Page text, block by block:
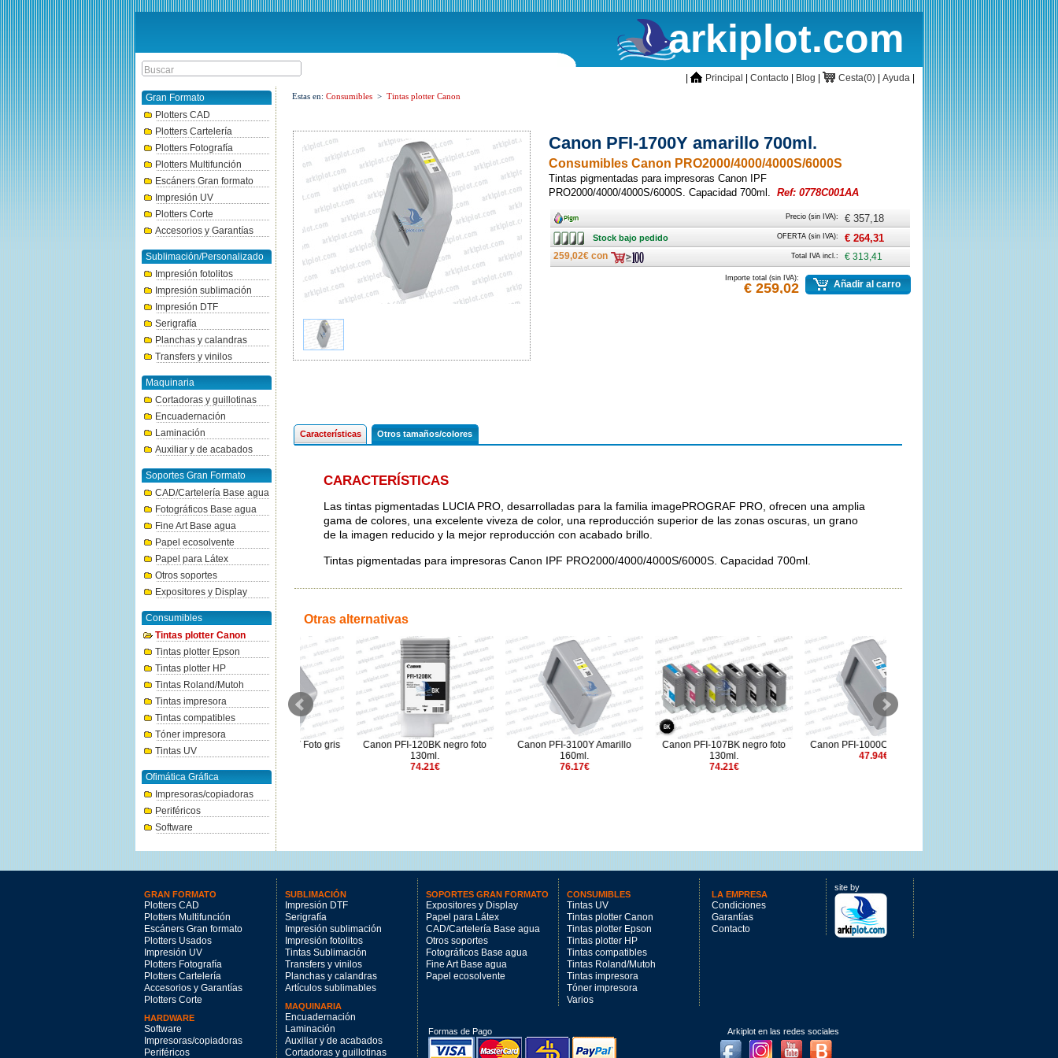
arkiplot.com
inicioPrincipal Contacto Blog CestaCesta(0) Ayuda
Gran Formato
Plotters CAD
Plotters Cartelería
Plotters Fotografía
Plotters Multifunción
Escáners Gran formato
Impresión UV
Plotters Corte
Accesorios y Garantías
Sublimación/Personalizado
Impresión fotolitos
Impresión sublimación
Impresión DTF
Serigrafía
Planchas y calandras
Transfers y vinilos
Maquinaria
Cortadoras y guillotinas
Encuadernación
Laminación
Auxiliar y de acabados
Soportes Gran Formato
CAD/Cartelería Base agua
Fotográficos Base agua
Fine Art Base agua
Papel ecosolvente
Papel para Látex
Otros soportes
Expositores y Display
Consumibles
Tintas plotter Canon
Tintas plotter Epson
Tintas plotter HP
Tintas Roland/Mutoh
Tintas impresora
Tintas compatibles
Tóner impresora
Tintas UV
Ofimática Gráfica
Impresoras/copiadoras
Periféricos
Software
Estas en: Consumibles > Tintas plotter Canon
Canon PFI-1700Y amarillo 700ml.
Consumibles Canon PRO2000/4000/4000S/6000S
Tintas pigmentadas para impresoras Canon IPF
PRO2000/4000/4000S/6000S. Capacidad 700ml. Ref: 0778C001AA
Ancho Precio (sin IVA): € 357,18
Stock
bajo
pedido
Stock bajo pedido OFERTA (sin IVA): € 264,31
259,02€ con Total IVA incl.: € 313,41
Importe total (sin IVA):
€ 259,02 Añadir al carro
Características Otros tamaños/colores
CARACTERÍSTICAS
Las tintas pigmentadas LUCIA PRO, desarrolladas para la familia imagePROGRAF PRO, ofrecen una amplia
gama de colores, una excelente viveza de color, una reproducción superior de las zonas oscuras, un grano
de la imagen reducido y la mejor reproducción con acabado brillo.
Tintas pigmentadas para impresoras Canon IPF PRO2000/4000/4000S/6000S. Capacidad 700ml.
Otras alternativas
Canon PFI-3100PGY Foto gris
160ml.
Canon PFI-120BK negro foto
Canon PFI-3100Y Amarillo
Canon PFI-107BK negro foto
Canon PFI-1000C Cian 80ml.
GRAN FORMATO
Plotters CAD
Plotters Multifunción
Escáners Gran formato
Plotters Usados
Impresión UV
Plotters Fotografía
Plotters Cartelería
Accesorios y Garantías
Plotters Corte
HARDWARE
Software
Impresoras/copiadoras
Periféricos
SUBLIMACIÓN
Impresión DTF
Serigrafía
Impresión sublimación
Impresión fotolitos
Tintas Sublimación
Transfers y vinilos
Planchas y calandras
Artículos sublimables
MAQUINARIA
Encuadernación
Laminación
Auxiliar y de acabados
Cortadoras y guillotinas
SOPORTES GRAN FORMATO
Expositores y Display
Papel para Látex
CAD/Cartelería Base agua
Otros soportes
Fotográficos Base agua
Fine Art Base agua
Papel ecosolvente
CONSUMIBLES
Tintas UV
Tintas plotter Canon
Tintas plotter Epson
Tintas plotter HP
Tintas compatibles
Tintas Roland/Mutoh
Tintas impresora
Tóner impresora
Varios
LA EMPRESA
Condiciones
Garantías
Contacto
site by
Formas de Pago
Arkiplot en las redes sociales
FacebookInstagramYoutubeBlog